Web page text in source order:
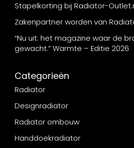
Stapelkorting bij Radiator-
Zakenpartner worden van
“Nu uit: het magazine waar de
gewacht.” Warmte – Editie 2026
Categorieën
Radiator
Designradiator
Radiator ombouw
Handdoekradiator